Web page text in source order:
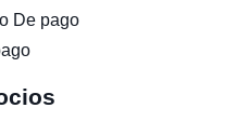
De pago